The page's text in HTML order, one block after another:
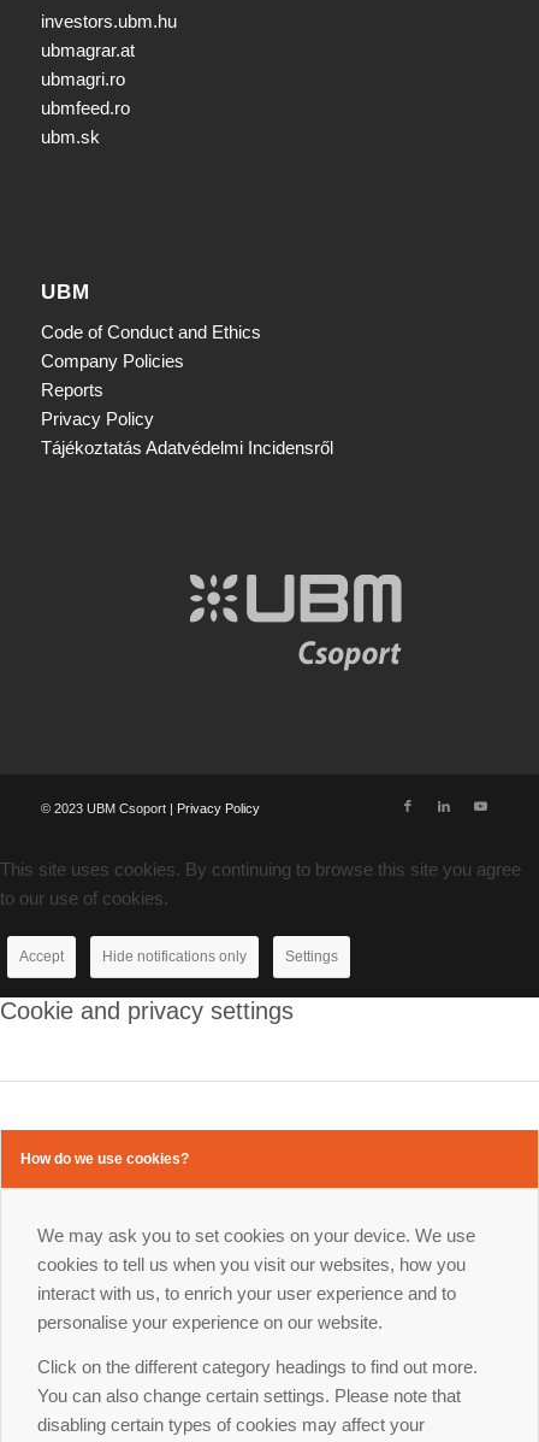
investors.ubm.hu
ubmagrar.at
ubmagri.ro
ubmfeed.ro
ubm.sk
UBM
Code of Conduct and Ethics
Company Policies
Reports
Privacy Policy
Tájékoztatás Adatvédelmi Incidensről
© 2023 UBM Csoport | Privacy Policy
This site uses cookies. By continuing to browse this site you agree
to our use of cookies.
Accept Hide notifications only Settings
Cookie and privacy settings
How do we use cookies?
We may ask you to set cookies on your device. We use
cookies to tell us when you visit our websites, how you
interact with us, to enrich your user experience and to
personalise your experience on our website.
Click on the different category headings to find out more.
You can also change certain settings. Please note that
disabling certain types of cookies may affect your